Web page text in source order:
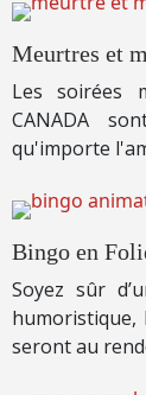
Meurtres et
Les soirées
CANADA
qu'importe
Bingo en
Soyez sûr
humoristique,
seront au